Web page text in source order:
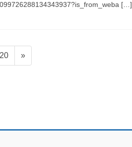
[…]
固
20 »